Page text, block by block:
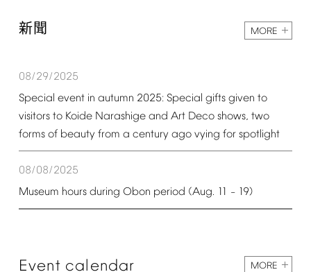
新聞 MORE
08/29/2025
Special event in autumn 2025: Special gifts given to
visitors to Koide Narashige and Art Deco shows, two
forms of beauty from a century ago vying for spotlight
08/08/2025
Museum hours during Obon period (Aug. 11 – 19)
Event calendar MORE